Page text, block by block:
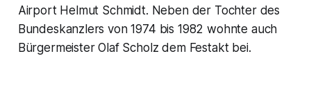
Airport Helmut Schmidt. Neben der Tochter des
Bundeskanzlers von 1974 bis 1982 wohnte auch
Bürgermeister Olaf Scholz dem Festakt bei.